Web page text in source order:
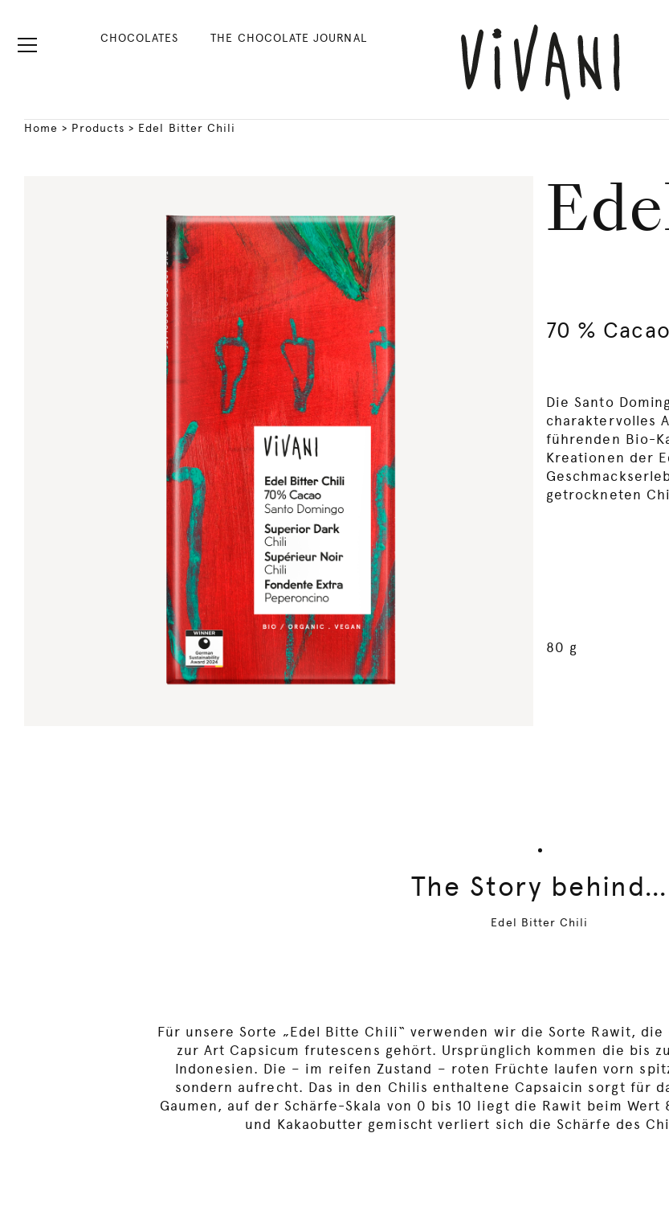
CHOCOLATES THE CHOCOLATE JOURNAL
Home > Products > Edel Bitter Chili
70 %
Die Santo
charaktervolles
führenden Bio-
Kreationen der
getrockneten
80 g
The Story behind…
Edel Bitter Chili
Für unsere Sorte „Edel Bitte Chili“ verwenden wir die Sorte Rawit,
zur Art Capsicum frutescens gehört. Ursprünglich kommen die bis
Indonesien. Die – im reifen Zustand – roten Früchte laufen vorn
sondern aufrecht. Das in den Chilis enthaltene Capsaicin sorgt für
Gaumen, auf der Schärfe-Skala von 0 bis 10 liegt die Rawit beim Wert
und Kakaobutter gemischt verliert sich die Schärfe des